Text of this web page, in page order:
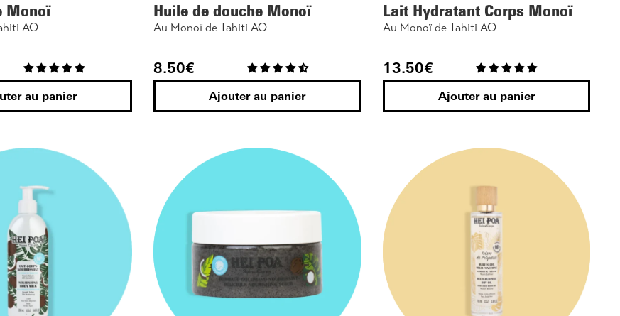
Monoï
AO
au panier
Huile de douche Monoï
Au Monoï de Tahiti AO
8.50€
Ajouter au panier
Lait Hydratant Corps Monoï
Au Monoï de Tahiti AO
13.50€
Ajouter au panier